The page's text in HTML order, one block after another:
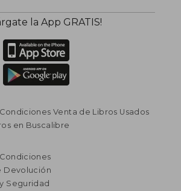
la App GRATIS!
Venta de Libros Usados
en Buscalibre
Devolución
Seguridad